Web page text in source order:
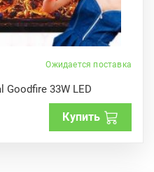
Ожидается поставка
Goodfire 33W LED
Купить